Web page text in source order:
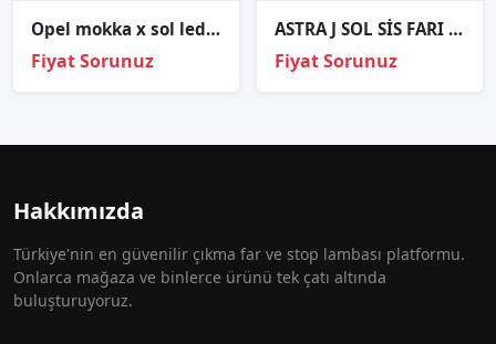
Opel mokka x sol led beyni̇ sıfır orj c1l8w3
Fiyat Sorunuz
ASTRA J SOL SİS FARI ORJİNAL
Fiyat Sorunuz
Hakkımızda
Türkiye'nin en güvenilir çıkma far ve stop lambası platformu.
Onlarca mağaza ve binlerce ürünü tek çatı altında
buluşturuyoruz.